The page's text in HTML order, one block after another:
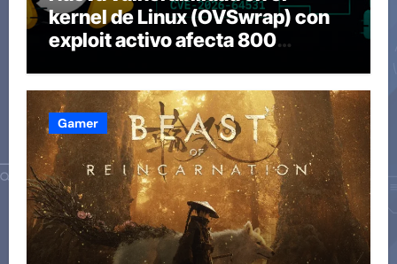
kernel de Linux (OVSwrap) con
exploit activo afecta 800
Gamer